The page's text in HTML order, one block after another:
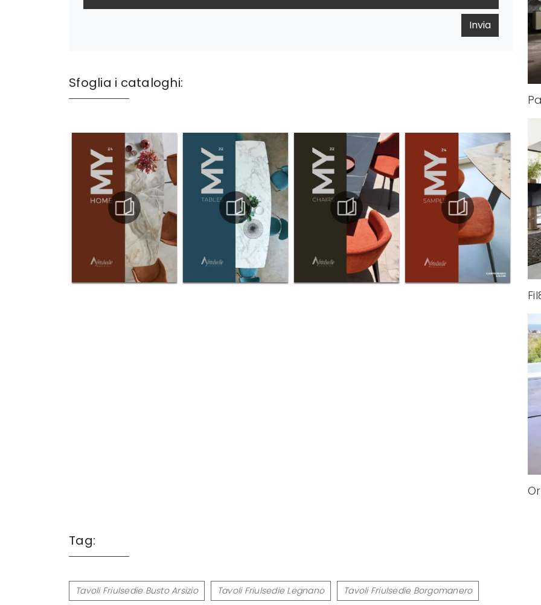
Invia
Sfoglia i cataloghi:
Tag:
Tavoli Friulsedie Busto Arsizio Tavoli Friulsedie Legnano Tavoli Friulsedie Borgomanero